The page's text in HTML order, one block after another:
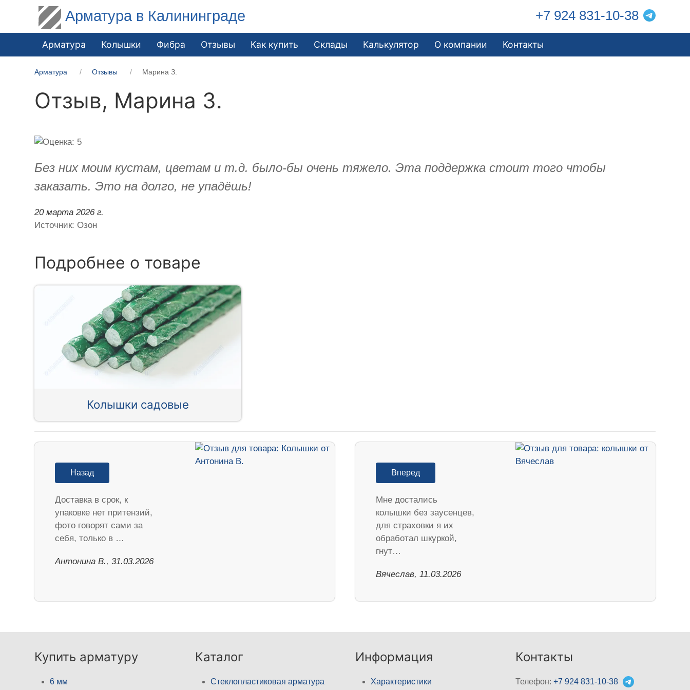
Арматура в Калининграде +7 924 831-10-38
Арматура Колышки Фибра Отзывы Как купить Склады Калькулятор О компании Контакты
Арматура Отзывы Марина З.
Отзыв, Марина З.
Без них моим кустам, цветам и т.д. было-бы очень тяжело. Эта поддержка стоит того чтобы
заказать. Это на долго, не упадёшь!
20 марта 2026 г.
Источник: Озон
Подробнее о товаре
Колышки садовые
Назад
Доставка в срок, к
упаковке нет притензий,
фото говорят сами за
себя, только в …
Антонина В., 31.03.2026
Вперед
Мне достались
колышки без заусенцев,
для страховки я их
обработал шкуркой,
гнут…
Вячеслав, 11.03.2026
Купить арматуру
6 мм
Каталог
Стеклопластиковая арматура
Информация
Характеристики
Контакты
Телефон:+7 924 831-10-38